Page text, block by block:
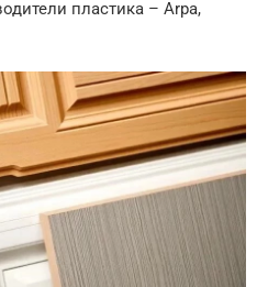
пластика – Arpa,